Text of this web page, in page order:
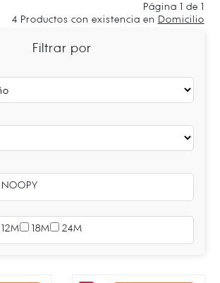
Página 1 de 1
4 Productos con existencia en Domicilio
Filtrar por
12M 18M 24M